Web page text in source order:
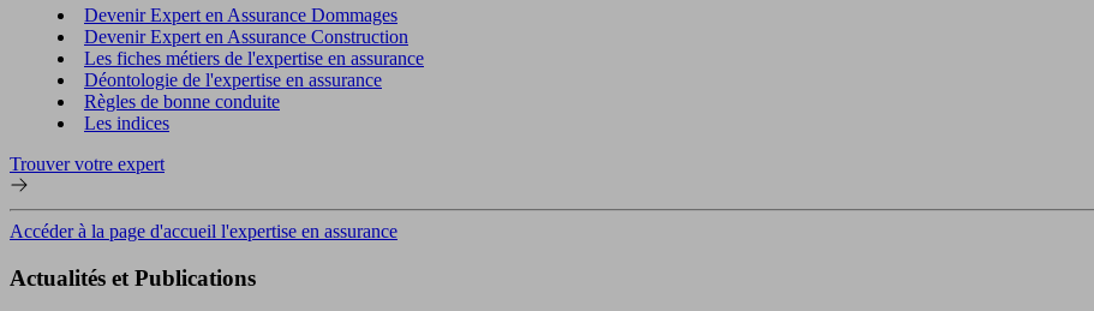
Devenir Expert en Assurance Dommages
Devenir Expert en Assurance Construction
Les fiches métiers de l'expertise en assurance
Déontologie de l'expertise en assurance
Règles de bonne conduite
Les indices
Trouver votre expert
Accéder à la page d'accueil l'expertise en assurance
Actualités et Publications